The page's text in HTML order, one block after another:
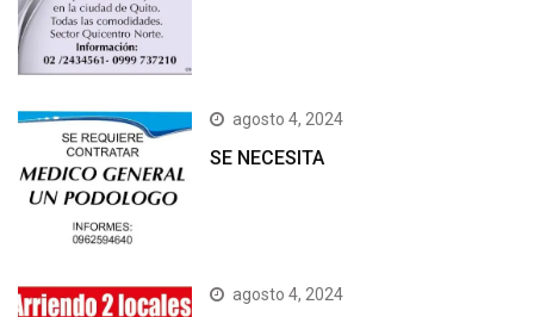
agosto 4, 2024
SE NECESITA
agosto 4, 2024